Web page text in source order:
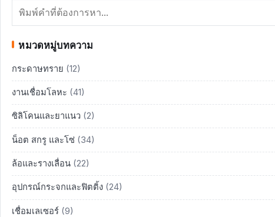
ค้นหา
หมวดหมู่บทความ
กระดาษทราย (12)
งานเชื่อมโลหะ (41)
ซิลิโคนและยาแนว (2)
น็อต สกรู และโซ่ (34)
ล้อและรางเลื่อน (22)
อุปกรณ์กระจกและฟิตติ้ง (24)
เชื่อมเลเซอร์ (9)